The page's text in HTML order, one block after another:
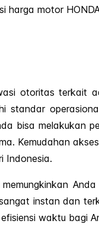
harga motor
otoritas terkait
standar
bisa melakukan
Kemudahan
Indonesia.
instan dan
waktu bagi